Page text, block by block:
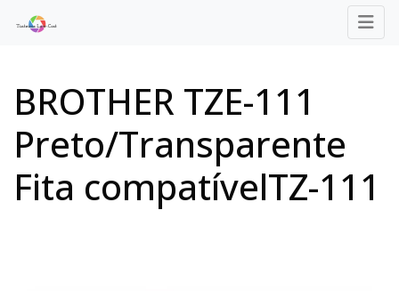
BROTHER TZE-111
Preto/Transparente
Fita compatívelTZ-111